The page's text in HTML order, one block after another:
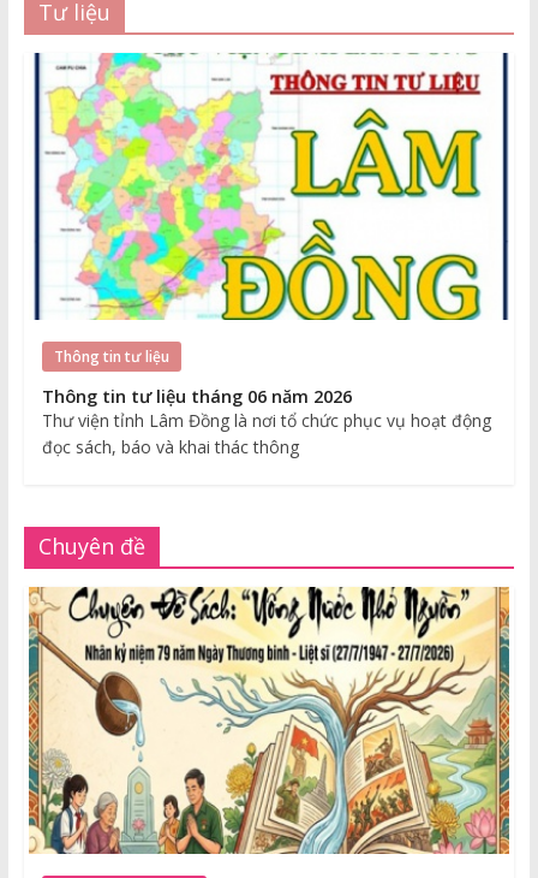
Tư liệu
Thông tin tư liệu
Thông tin tư liệu tháng 06 năm 2026
Thư viện tỉnh Lâm Đồng là nơi tổ chức phục vụ hoạt động
đọc sách, báo và khai thác thông
Chuyên đề